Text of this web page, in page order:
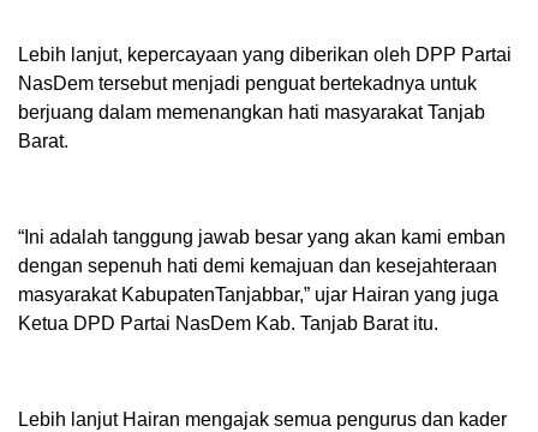
Lebih lanjut, kepercayaan yang diberikan oleh DPP Partai
NasDem tersebut menjadi penguat bertekadnya untuk
berjuang dalam memenangkan hati masyarakat Tanjab
Barat.
“Ini adalah tanggung jawab besar yang akan kami emban
dengan sepenuh hati demi kemajuan dan kesejahteraan
masyarakat KabupatenTanjabbar,” ujar Hairan yang juga
Ketua DPD Partai NasDem Kab. Tanjab Barat itu.
Lebih lanjut Hairan mengajak semua pengurus dan kader